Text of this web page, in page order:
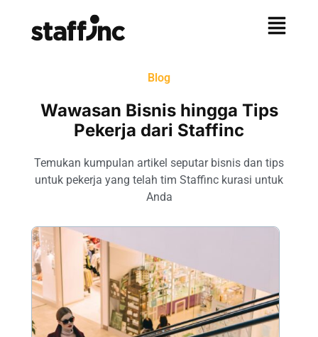
Blog
Wawasan Bisnis hingga Tips
Pekerja dari Staffinc
Temukan kumpulan artikel seputar bisnis dan tips
untuk pekerja yang telah tim Staffinc kurasi untuk
Anda